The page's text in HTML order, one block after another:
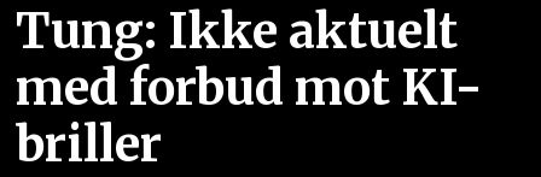
Tung: Ikke aktuelt
med forbud mot KI-
briller